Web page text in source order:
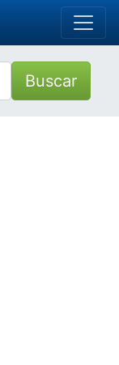
Buscar